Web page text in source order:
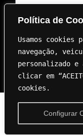
Política de
Usamos cookies
navegação,
personalizado
clicar em
cookies.
Configurar